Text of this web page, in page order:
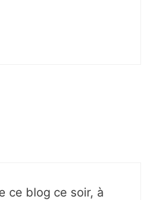
ce blog ce soir, à